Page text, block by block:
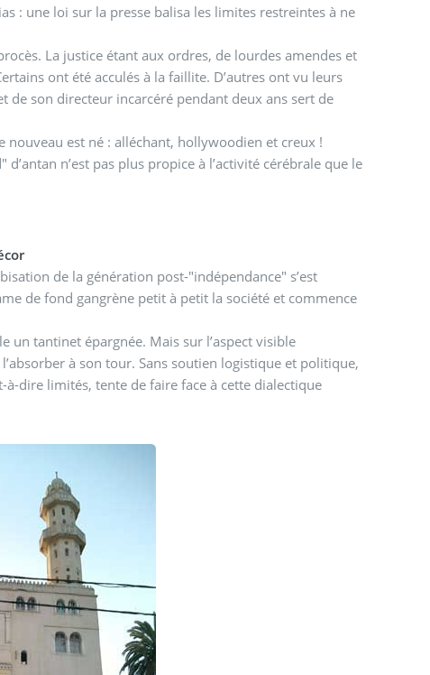
: une loi sur la presse balisa les limites restreintes à ne
La justice étant aux ordres, de lourdes amendes et
ont été acculés à la faillite. D’autres ont vu leurs
de son directeur incarcéré pendant deux ans sert de
nouveau est né : alléchant, hollywoodien et creux !
n’est pas plus propice à l’activité cérébrale que le
de la génération post-"indépendance" s’est
de fond gangrène petit à petit la société et commence
un tantinet épargnée. Mais sur l’aspect visible
à son tour. Sans soutien logistique et politique,
à-dire limités, tente de faire face à cette dialectique